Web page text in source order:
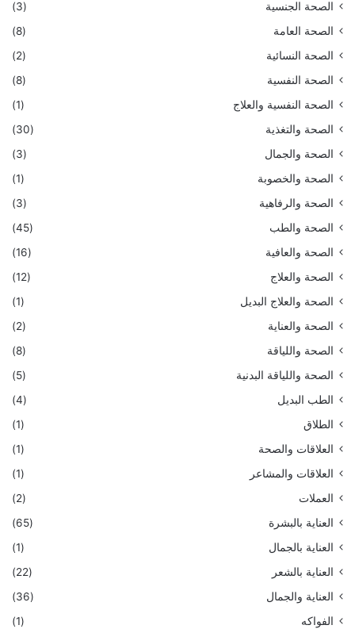
الصحة الجنسية
(3)
الصحة العامة
(8)
الصحة النسائية
(2)
الصحة النفسية
(8)
الصحة النفسية والعلاج
(1)
الصحة والتغذية
(30)
الصحة والجمال
(3)
الصحة والخصوبة
(1)
الصحة والرفاهية
(3)
الصحة والطب
(45)
الصحة والعافية
(16)
الصحة والعلاج
(12)
الصحة والعلاج البديل
(1)
الصحة والعناية
(2)
الصحة واللياقة
(8)
الصحة واللياقة البدنية
(5)
الطب البديل
(4)
الطلاق
(1)
العلاقات والصحة
(1)
العلاقات والمشاعر
(1)
العملات
(2)
العناية بالبشرة
(65)
العناية بالجمال
(1)
العناية بالشعر
(22)
العناية والجمال
(36)
الفواكه
(1)